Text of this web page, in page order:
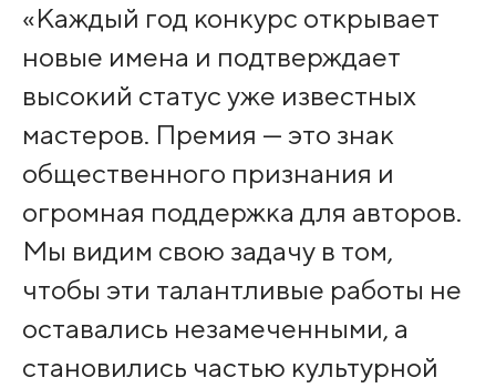
«Каждый год конкурс открывает
новые имена и подтверждает
высокий статус уже известных
мастеров. Премия — это знак
общественного признания и
огромная поддержка для авторов.
Мы видим свою задачу в том,
чтобы эти талантливые работы не
оставались незамеченными, а
становились частью культурной